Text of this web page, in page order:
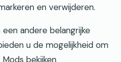
en verwijderen.
andere belangrijke
u de mogelijkheid om
bekijken